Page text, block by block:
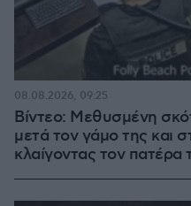
Βίντεο: Μεθυσμένη
μετά τον γάμο της και
κλαίγοντας τον πατέρα
08.08.2026, 09:25